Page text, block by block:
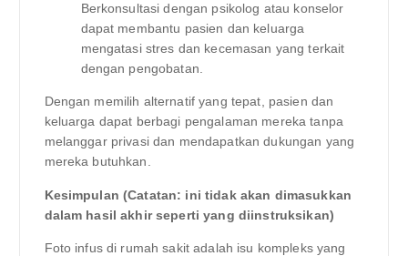
Berkonsultasi dengan psikolog atau konselor
dapat membantu pasien dan keluarga
mengatasi stres dan kecemasan yang terkait
dengan pengobatan.
Dengan memilih alternatif yang tepat, pasien dan
keluarga dapat berbagi pengalaman mereka tanpa
melanggar privasi dan mendapatkan dukungan yang
mereka butuhkan.
Kesimpulan (Catatan: ini tidak akan dimasukkan
dalam hasil akhir seperti yang diinstruksikan)
Foto infus di rumah sakit adalah isu kompleks yang